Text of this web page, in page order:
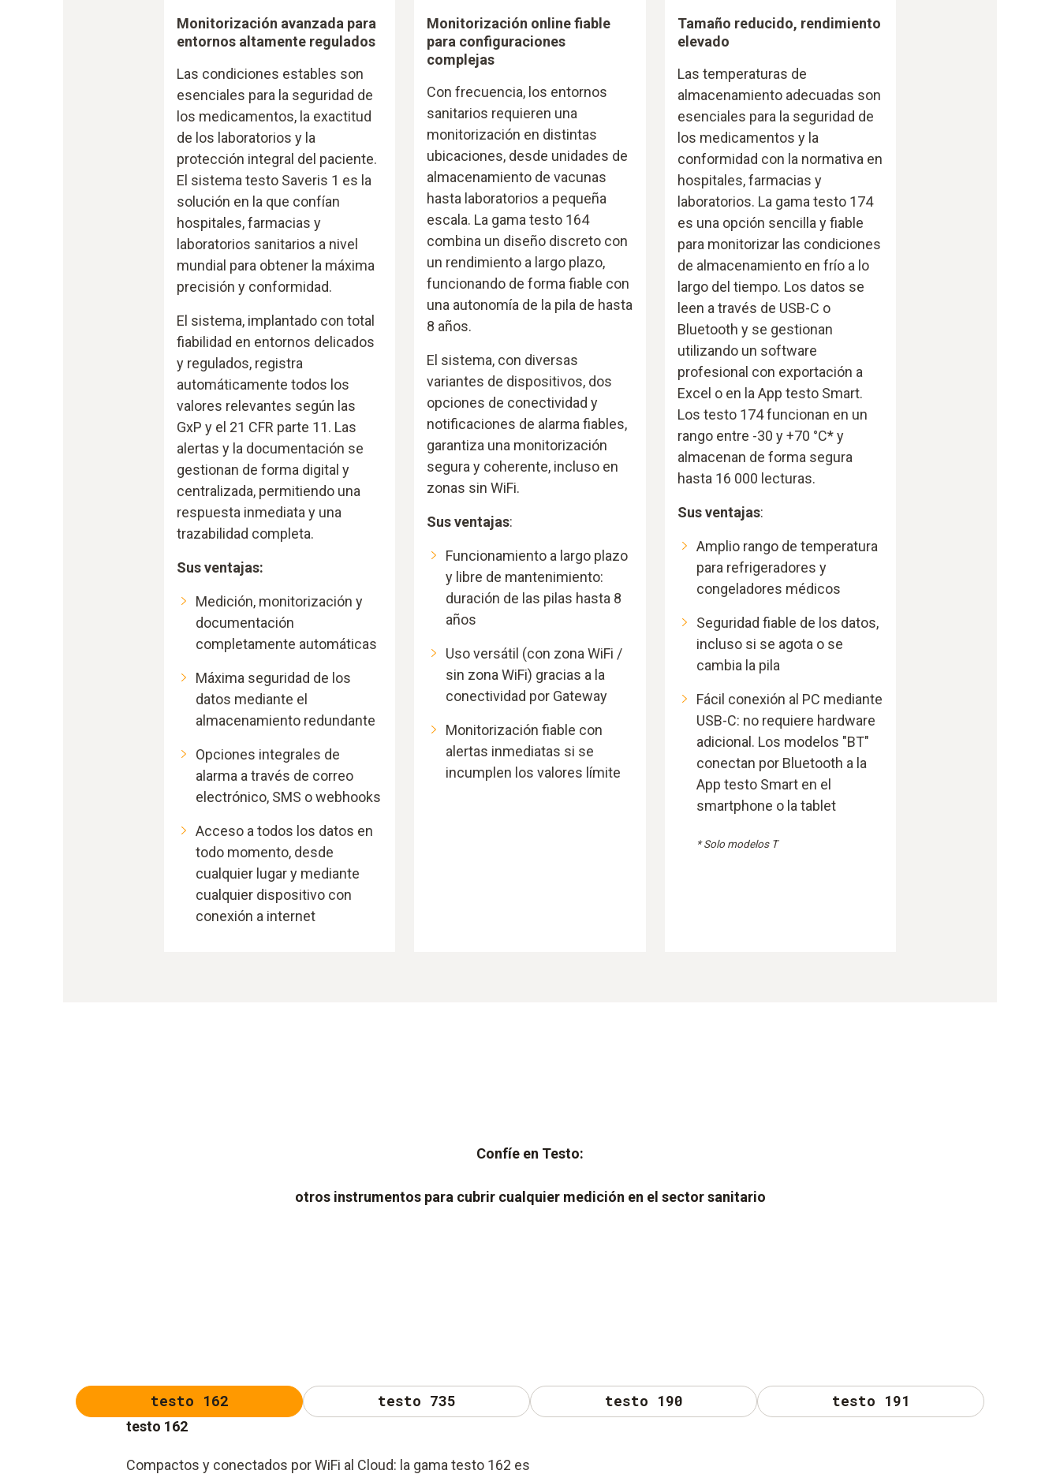
Monitorización avanzada para
entornos altamente regulados
Las condiciones estables son
esenciales para la seguridad de
los medicamentos, la exactitud
de los laboratorios y la
protección integral del paciente.
El sistema testo Saveris 1 es la
solución en la que confían
hospitales, farmacias y
laboratorios sanitarios a nivel
mundial para obtener la máxima
precisión y conformidad.
El sistema, implantado con total
fiabilidad en entornos delicados
y regulados, registra
automáticamente todos los
valores relevantes según las
GxP y el 21 CFR parte 11. Las
alertas y la documentación se
gestionan de forma digital y
centralizada, permitiendo una
respuesta inmediata y una
trazabilidad completa.
Sus ventajas:
Medición, monitorización y
documentación
completamente automáticas
Máxima seguridad de los
datos mediante el
almacenamiento redundante
Opciones integrales de
alarma a través de correo
electrónico, SMS o webhooks
Acceso a todos los datos en
todo momento, desde
cualquier lugar y mediante
cualquier dispositivo con
conexión a internet
Monitorización online fiable
para configuraciones
complejas
Con frecuencia, los entornos
sanitarios requieren una
monitorización en distintas
ubicaciones, desde unidades de
almacenamiento de vacunas
hasta laboratorios a pequeña
escala. La gama testo 164
combina un diseño discreto con
un rendimiento a largo plazo,
funcionando de forma fiable con
una autonomía de la pila de hasta
8 años.
El sistema, con diversas
variantes de dispositivos, dos
opciones de conectividad y
notificaciones de alarma fiables,
garantiza una monitorización
segura y coherente, incluso en
zonas sin WiFi.
Sus ventajas:
Funcionamiento a largo plazo
y libre de mantenimiento:
duración de las pilas hasta 8
años
Uso versátil (con zona WiFi /
sin zona WiFi) gracias a la
conectividad por Gateway
Monitorización fiable con
alertas inmediatas si se
incumplen los valores límite
Tamaño reducido, rendimiento
elevado
Las temperaturas de
almacenamiento adecuadas son
esenciales para la seguridad de
los medicamentos y la
conformidad con la normativa en
hospitales, farmacias y
laboratorios. La gama testo 174
es una opción sencilla y fiable
para monitorizar las condiciones
de almacenamiento en frío a lo
largo del tiempo. Los datos se
leen a través de USB-C o
Bluetooth y se gestionan
utilizando un software
profesional con exportación a
Excel o en la App testo Smart.
Los testo 174 funcionan en un
rango entre -30 y +70 °C* y
almacenan de forma segura
hasta 16 000 lecturas.
Sus ventajas:
Amplio rango de temperatura
para refrigeradores y
congeladores médicos
Seguridad fiable de los datos,
incluso si se agota o se
cambia la pila
Fácil conexión al PC mediante
USB-C: no requiere hardware
adicional. Los modelos "BT"
conectan por Bluetooth a la
App testo Smart en el
smartphone o la tablet
* Solo modelos T
Confíe en Testo:
otros instrumentos para cubrir cualquier medición en el sector sanitario
testo 162 testo 735 testo 190 testo 191
testo 162
Compactos y conectados por WiFi al Cloud: la gama testo 162 es